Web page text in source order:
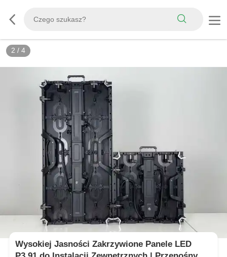
3 / 4
Wysokiej Jasności Zakrzywione Panele LED